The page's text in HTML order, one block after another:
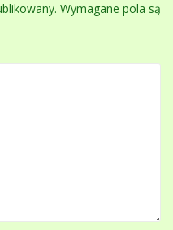
Wymagane pola są